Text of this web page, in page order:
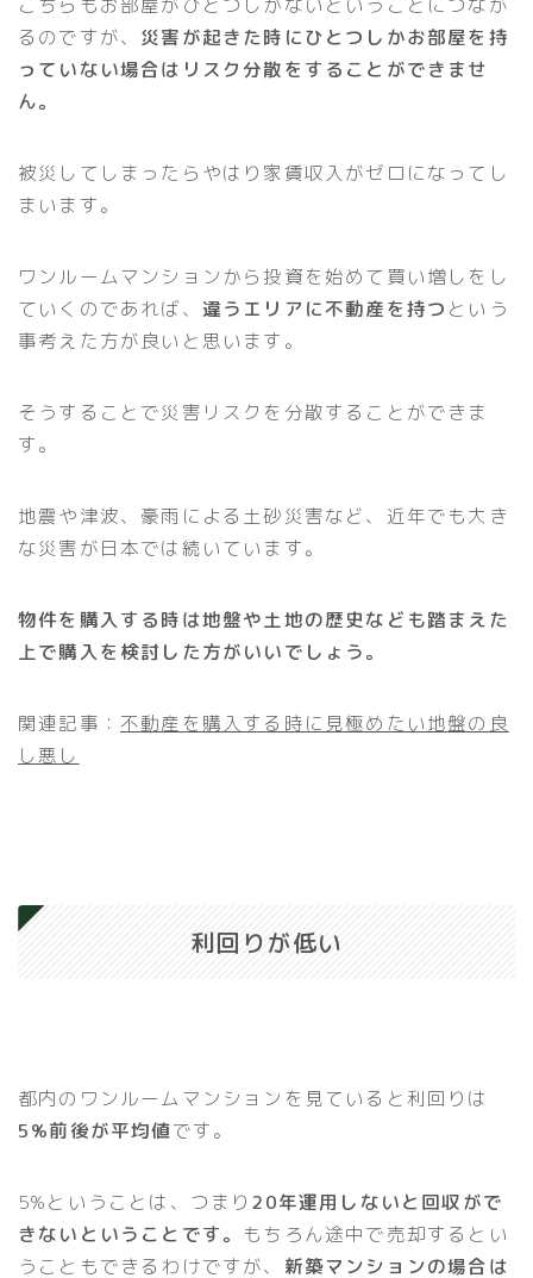
るのですが、 災害が起きた時にひとつしかお部屋を持
っていない場合はリスク分散をすることができませ
ん。
被災してしまったらやはり家賃収入がゼロになってし
まいます。
ワンルームマンションから投資を始めて買い増しをし
ていくのであれば、 違うエリアに不動産を持つ という
事考えた方が良いと思います。
そうすることで災害リスクを分散することができま
す。
地震や津波、豪雨による土砂災害など、近年でも大き
な災害が日本では続いています。
物件を購入する時は地盤や土地の歴史なども踏まえた
上で購入を検討した方がいいでしょう。
関連記事： 不動産を購入する時に見極めたい地盤の良
し悪し
利回りが低い
都内のワンルームマンションを見ていると利回りは
5%前後が平均値です。
5%ということは、つまり 20年運用しないと回収がで
きないということです。 もちろん途中で売却するとい
うこともできるわけですが、 新築マンションの場合は